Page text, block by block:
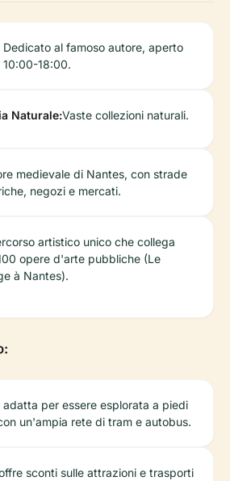
Dedicato al famoso autore, aperto
10:00-18:00.
Naturale:Vaste collezioni naturali.
medievale di Nantes, con strade
negozi e mercati.
artistico unico che collega
opere d'arte pubbliche (Le
à Nantes).
adatta per essere esplorata a piedi
un'ampia rete di tram e autobus.
sconti sulle attrazioni e trasporti